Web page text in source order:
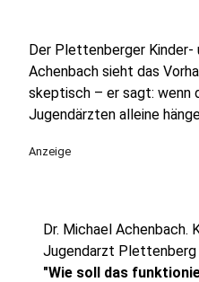
Der Plettenberger Kinder-
Achenbach sieht das
skeptisch – er sagt: wenn
Jugendärzten alleine
Anzeige
Dr. Michael Achenbach.
Jugendarzt Plettenberg
"Wie soll das